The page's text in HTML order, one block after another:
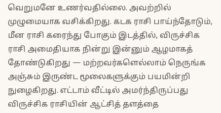
வெறுமனே உணர்வதில்லை. அவற்றில்
முழுமையாக வசிக்கிறது. கடக ராசி பாய்ந்தோடும்,
மீன ராசி கரைந்து போகும் இடத்தில், விருச்சிக
ராசி அமைதியாக நின்று இன்னும் ஆழமாகத்
தோண்டுகிறது — மற்றவர்களெல்லாம் நெருங்க
அஞ்சும் இருண்ட மூலைகளுக்கும் பயமின்றி
நுழைகிறது. எட்டாம் வீட்டில் அமர்ந்திருப்பது
விருச்சிக ராசியின் ஆட்சித் தளத்தை